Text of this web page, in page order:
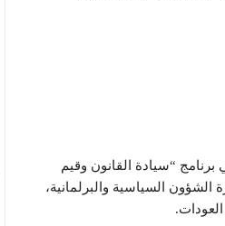
“سيادة القانون وقيم
السياسية والبرلمانية،